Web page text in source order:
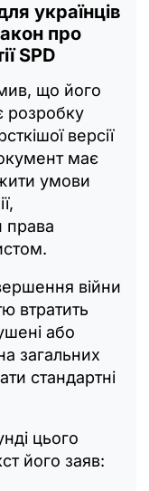
українців
про
SPD
що його
розробку
версії
має
умови
права
війни
втратить
або
загальних
стандартні
цього
його заяв: